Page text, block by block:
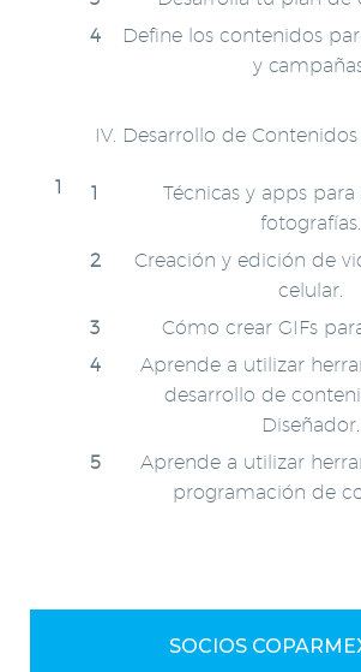
Define los contenidos
y
IV. Desarrollo de
Técnicas y apps
fotografías.
Creación y edición de
celular.
Cómo crear GIFs
Aprende a utilizar
desarrollo de
Diseñador.
Aprende a utilizar
programación de
SOCIOS